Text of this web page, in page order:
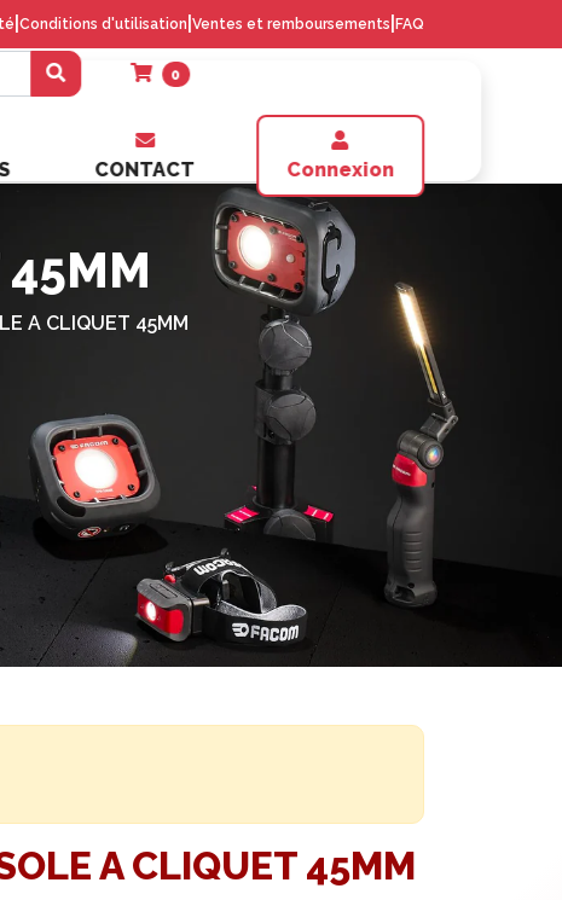
Conditions d'utilisation Ventes et remboursements FAQ
0
CONTACT Connexion
45MM
A CLIQUET 45MM
A CLIQUET 45MM